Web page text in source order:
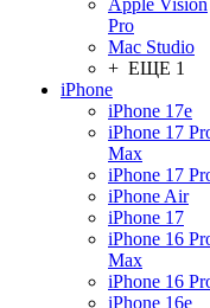
Apple Vision
Pro
Mac Studio
+ ЕЩЕ 1
iPhone
iPhone 17e
iPhone 17
Max
iPhone 17
iPhone Air
iPhone 17
iPhone 16
Max
iPhone 16
iPhone 16e